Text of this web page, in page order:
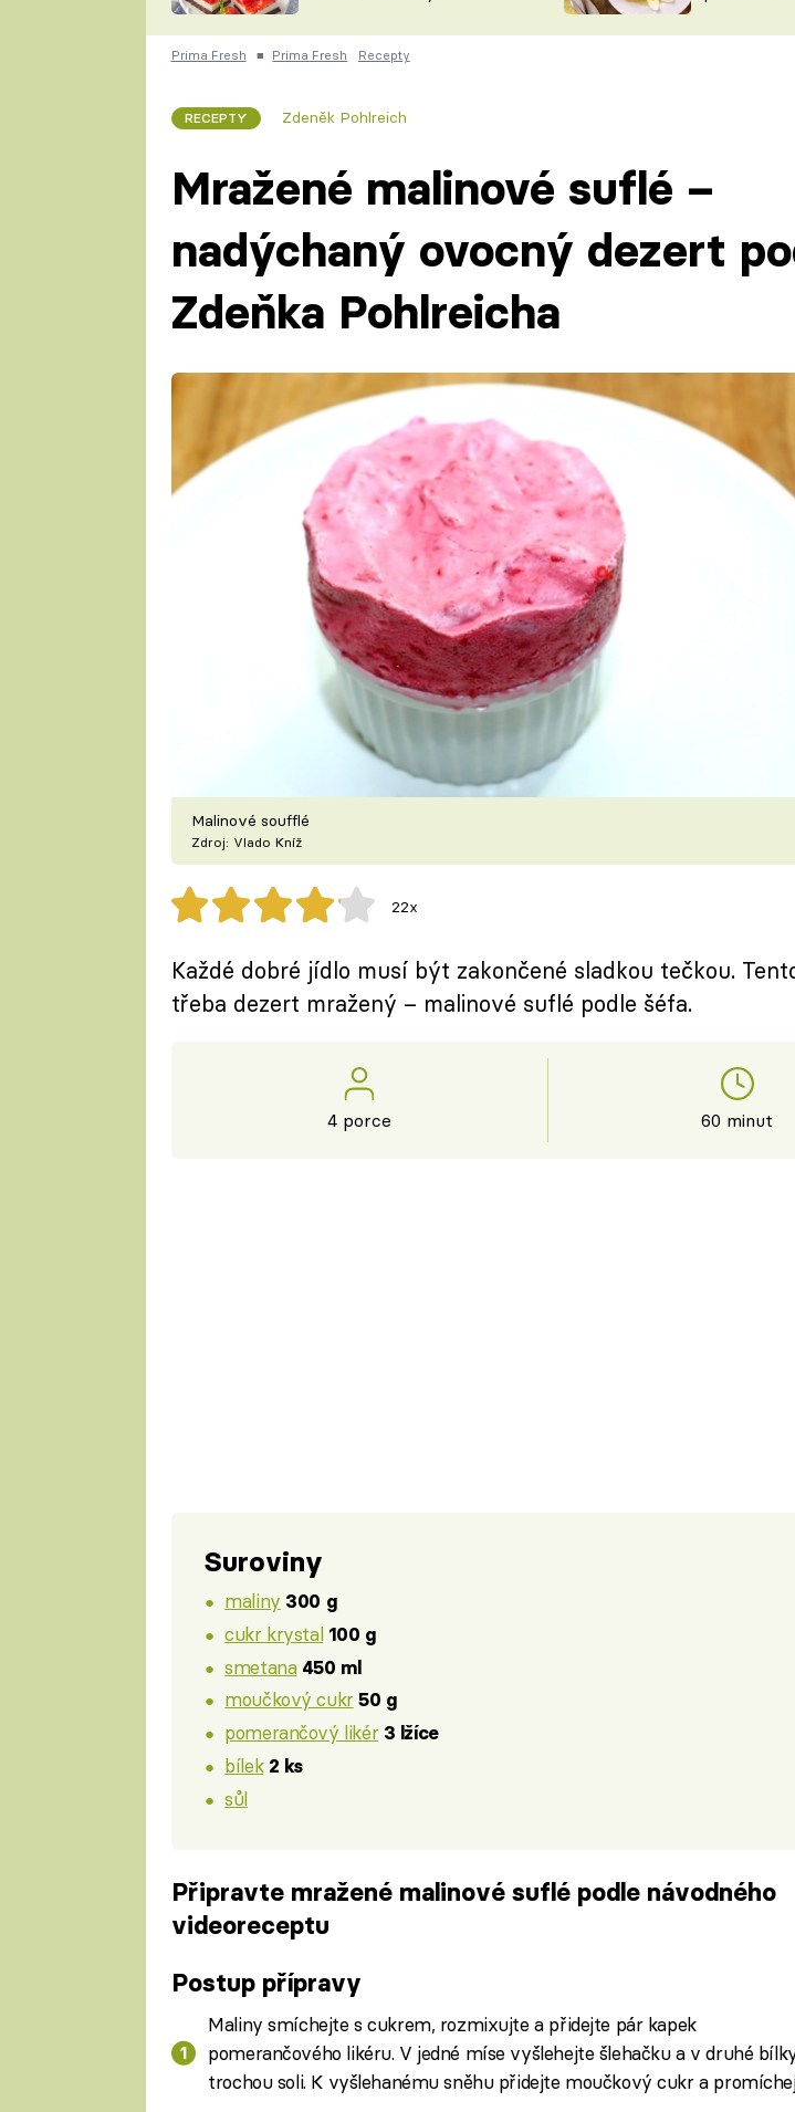
ČESKO NA TALÍŘI
KUCHAŘKA
VYCHYTÁVKY
Prima Fresh ■ Prima Fresh Recepty
RECEPTY Zdeněk Pohlreich
Mražené malinové suflé –
nadýchaný ovocný dezert
Zdeňka Pohlreicha
Malinové soufflé
Zdroj: Vlado Kníž
22x
Každé dobré jídlo musí být zakončené sladkou tečkou.
třeba dezert mražený – malinové suflé podle šéfa.
4 porce 60 minut
Suroviny
maliny 300 g
cukr krystal 100 g
smetana 450 ml
moučkový cukr 50 g
pomerančový likér 3 lžíce
bílek 2 ks
sůl
Připravte mražené malinové suflé podle návodného
videoreceptu
Postup přípravy
Maliny smíchejte s cukrem, rozmixujte a přidejte pár kapek
pomerančového likéru. V jedné míse vyšlehejte šlehačku a v druhé
trochou soli. K vyšlehanému sněhu přidejte moučkový cukr a